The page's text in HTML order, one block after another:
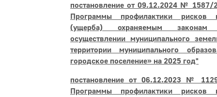
постановление от 09.12.2024 № 1587/
Программы профилактики рисков
(ущерба) охраняемым
осуществлении муниципального
территории муниципального
городское поселение» на 2025 год"
постановление от 06.12.2023 №
Программы профилактики рисков